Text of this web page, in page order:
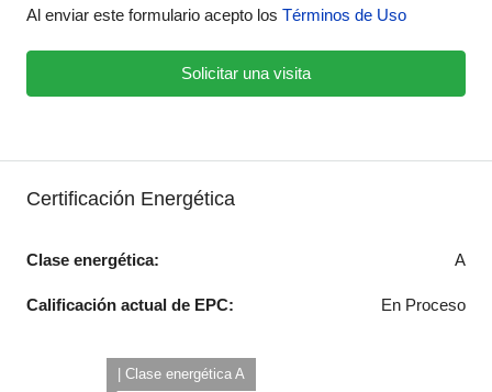
Al enviar este formulario acepto los Términos de Uso
Solicitar una visita
Certificación Energética
Clase energética: A
Calificación actual de EPC: En Proceso
| Clase energética A